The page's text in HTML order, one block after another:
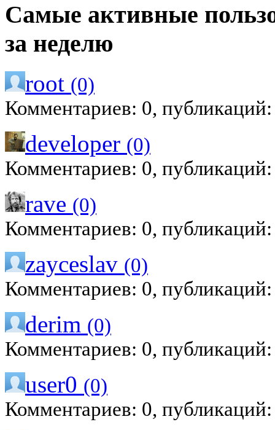
Самые активные
за неделю
root (0)
Комментариев: 0,
developer (0)
Комментариев: 0,
rave (0)
Комментариев: 0,
zayceslav (0)
Комментариев: 0,
derim (0)
Комментариев: 0,
user0 (0)
Комментариев: 0,